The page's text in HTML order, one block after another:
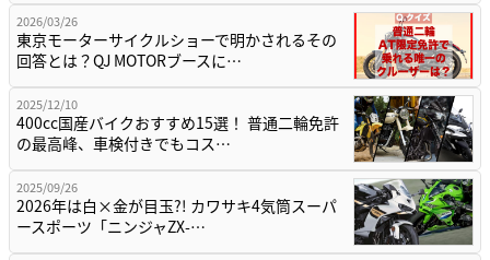
2026/03/26
東京モーターサイクルショーで明かされるその
回答とは？QJ MOTORブースに…
2025/12/10
400cc国産バイクおすすめ15選！ 普通二輪免許
の最高峰、車検付きでもコス…
2025/09/26
2026年は白×金が目玉?! カワサキ4気筒スーパ
ースポーツ「ニンジャZX-…